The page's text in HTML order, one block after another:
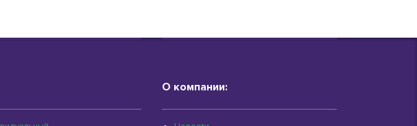
О компании: